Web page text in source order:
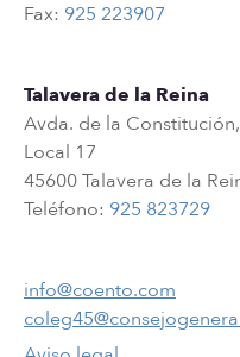
Fax: 925 223907
Talavera de la Reina
Avda. de la
Local 17
45600 Talavera de la
Teléfono: 925 823729
info@coento.com